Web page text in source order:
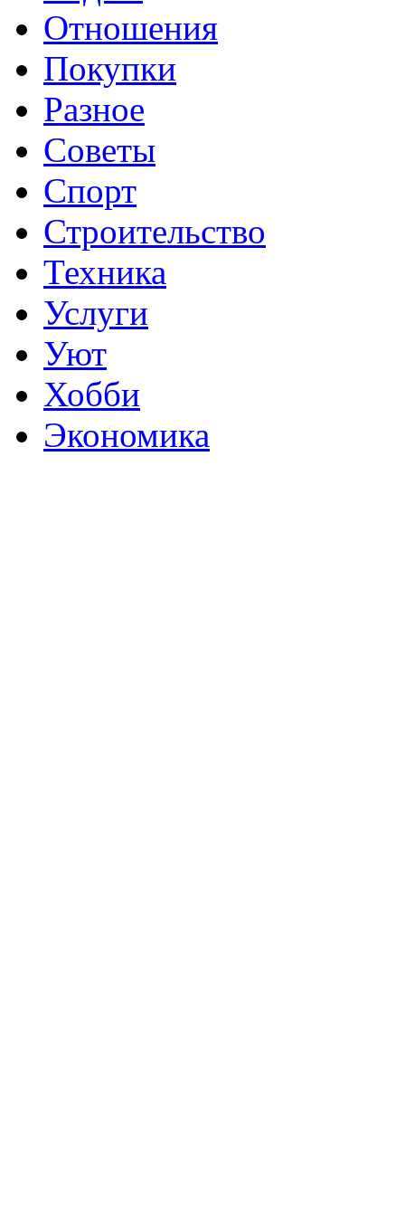
Отношения
Покупки
Разное
Советы
Спорт
Строительство
Техника
Услуги
Уют
Хобби
Экономика